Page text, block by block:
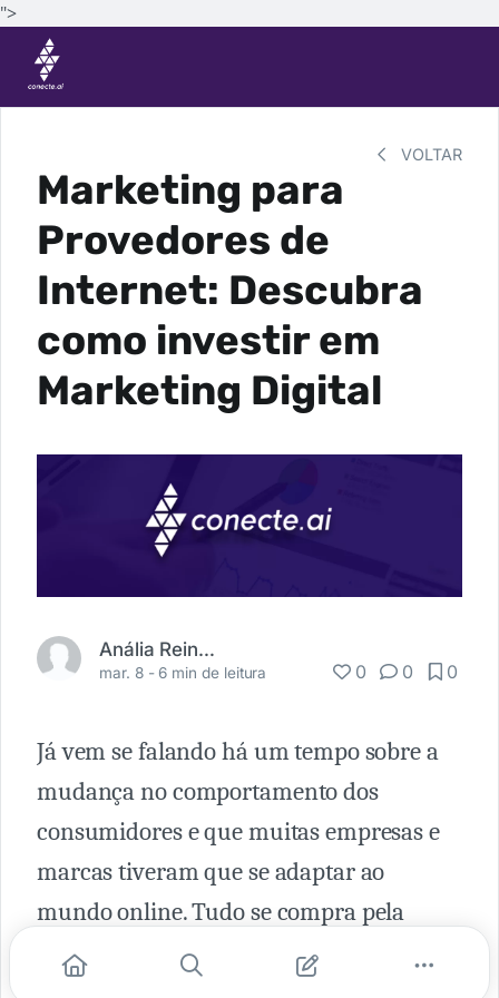
">
VOLTAR
Marketing para
Provedores de
Internet: Descubra
como investir em
Marketing Digital
Anália Reinhardt
mar. 8 -6 min de leitura 0 0 0
Já vem se falando há um tempo sobre a
mudança no comportamento dos
consumidores e que muitas empresas e
marcas tiveram que se adaptar ao
mundo online. Tudo se compra pela
internet, lojas físicas têm sido deixadas